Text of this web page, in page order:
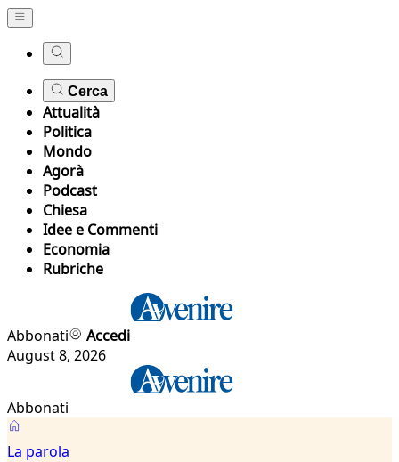
Cerca
Attualità
Politica
Mondo
Agorà
Podcast
Chiesa
Idee e Commenti
Economia
Rubriche
Abbonati
Accedi
August 8, 2026
Abbonati
La parola